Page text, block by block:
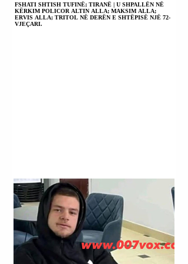
FSHATI SHTISH TUFINË; TIRANË | U SHPALLËN NË
KËRKIM POLICOR ALTIN ALLA; MAKSIM ALLA;
ERVIS ALLA; TRITOL NË DERËN E SHTËPISË NJË 72-
VJEÇARI.